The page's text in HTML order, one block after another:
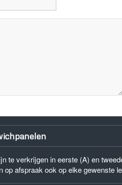
te verkrijgen in eerste (A) en
op afspraak ook op elke gewenste